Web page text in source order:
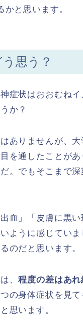
と思います。
思う？
症状はおおむね
か？
ありませんが、
を通したことが
。でもそこまで
血」「皮膚に黒
ように感じていま
のだと思います。
、程度の差はあ
の身体症状を見
思います。